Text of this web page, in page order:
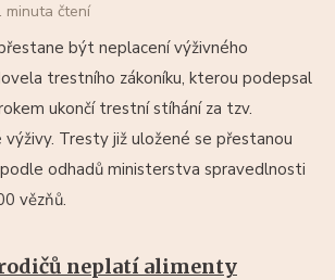
minuta čtení
být neplacení výživného
trestního zákoníku, kterou podepsal
ukončí trestní stíhání za tzv.
výživy. Tresty již uložené se přestanou
odhadů ministerstva spravedlnosti
vězňů.
neplatí alimenty